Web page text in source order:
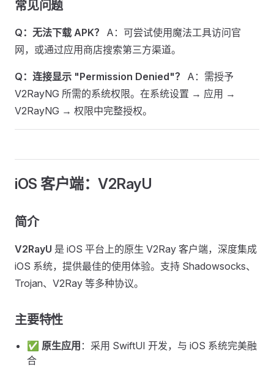
常见问题
Q：无法下载 APK？
A：可尝试使用魔法工具访问官
网，或通过应用商店搜索第三方渠道。
Q：连接显示 "Permission Denied"？
A：需授予
V2RayNG 所需的系统权限。在系统设置 → 应用 →
V2RayNG → 权限中完整授权。
iOS 客户端：V2RayU
简介
V2RayU 是 iOS 平台上的原生 V2Ray 客户端，深度集成
iOS 系统，提供最佳的使用体验。支持 Shadowsocks、
Trojan、V2Ray 等多种协议。
主要特性
✅ 原生应用 ：采用 SwiftUI 开发，与 iOS 系统完美融
合